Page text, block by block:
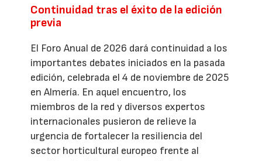
Continuidad tras el éxito de la edición
previa
El Foro Anual de 2026 dará continuidad a los
importantes debates iniciados en la pasada
edición, celebrada el 4 de noviembre de 2025
en Almería. En aquel encuentro, los
miembros de la red y diversos expertos
internacionales pusieron de relieve la
urgencia de fortalecer la resiliencia del
sector horticultural europeo frente al